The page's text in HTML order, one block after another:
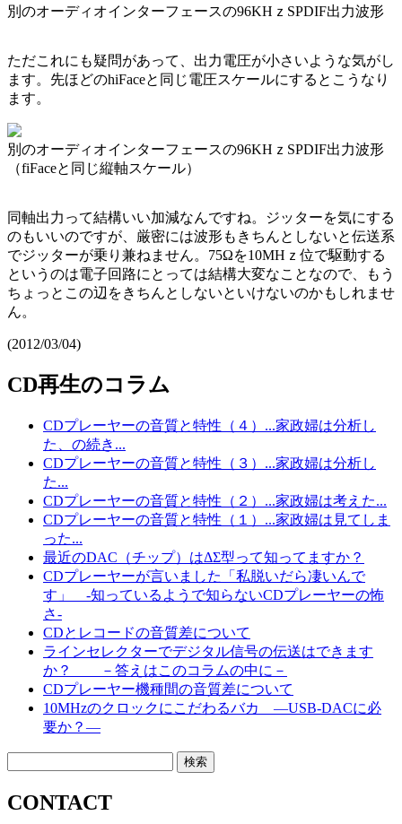
別のオーディオインターフェースの96KHｚSPDIF出力波形
ただこれにも疑問があって、出力電圧が小さいような気がし
ます。先ほどのhiFaceと同じ電圧スケールにするとこうなり
ます。
別のオーディオインターフェースの96KHｚSPDIF出力波形
（fiFaceと同じ縦軸スケール）
同軸出力って結構いい加減なんですね。ジッターを気にする
のもいいのですが、厳密には波形もきちんとしないと伝送系
でジッターが乗り兼ねません。75Ωを10MHｚ位で駆動する
というのは電子回路にとっては結構大変なことなので、もう
ちょっとこの辺をきちんとしないといけないのかもしれませ
ん。
(2012/03/04)
CD再生のコラム
CDプレーヤーの音質と特性（４）...家政婦は分析し
た、の続き...
CDプレーヤーの音質と特性（３）...家政婦は分析し
た...
CDプレーヤーの音質と特性（２）...家政婦は考えた...
CDプレーヤーの音質と特性（１）...家政婦は見てしま
った...
最近のDAC（チップ）はΔΣ型って知ってますか？
CDプレーヤーが言いました「私脱いだら凄いんで
す」 -知っているようで知らないCDプレーヤーの怖
さ-
CDとレコードの音質差について
ラインセレクターでデジタル信号の伝送はできます
か？ －答えはこのコラムの中に－
CDプレーヤー機種間の音質差について
10MHzのクロックにこだわるバカ ―USB-DACに必
要か？―
CONTACT